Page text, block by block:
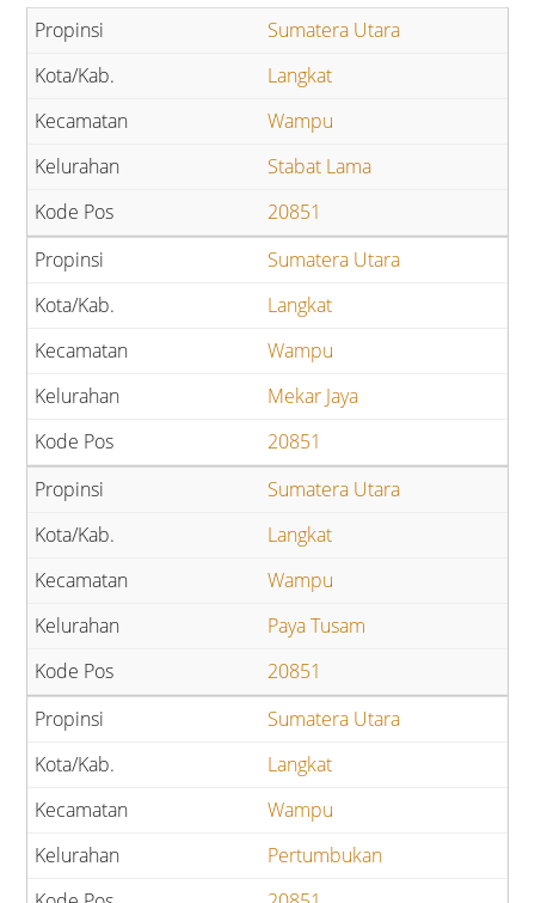
Sumatera Utara
Langkat
Wampu
Stabat Lama
20851
Sumatera Utara
Langkat
Wampu
Mekar Jaya
20851
Sumatera Utara
Langkat
Wampu
Paya Tusam
20851
Sumatera Utara
Langkat
Wampu
Pertumbukan